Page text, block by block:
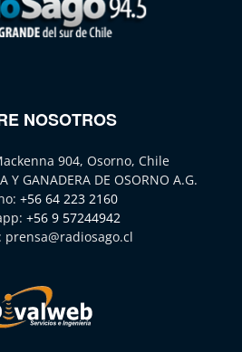
NOSOTROS
904, Osorno, Chile
Y GANADERA DE OSORNO A.G.
+56 64 223 2160
+56 9 57244942
prensa@radiosago.cl